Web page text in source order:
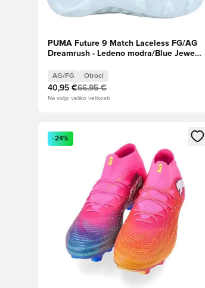
PUMA Future 9 Match Laceless FG/AG
Dreamrush - Ledeno modra/Blue Jewel
AG/FG Otroci
40,95 €66,95 €
Na voljo veliko velikosti
Odpre Modal za prijavo ali vpis kot član
-24%